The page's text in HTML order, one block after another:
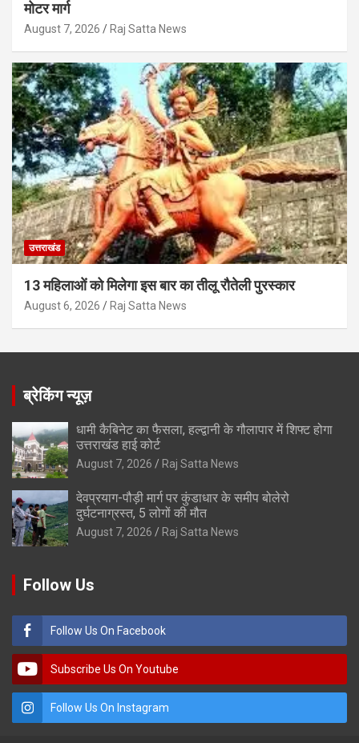
मोटर मार्ग
August 7, 2026 Raj Satta News
उत्तराखंड
13 महिलाओं को मिलेगा इस बार का तीलू रौतेली पुरस्कार
August 6, 2026 Raj Satta News
ब्रेकिंग न्यूज़
धामी कैबिनेट का फैसला, हल्द्वानी के गौलापार में शिफ्ट होगा
उत्तराखंड हाई कोर्ट
August 7, 2026 Raj Satta News
देवप्रयाग-पौड़ी मार्ग पर कुंडाधार के समीप बोलेरो
दुर्घटनाग्रस्त, 5 लोगों की मौत
August 7, 2026 Raj Satta News
Follow Us
Follow Us On Facebook
Subscribe Us On Youtube
Follow Us On Instagram